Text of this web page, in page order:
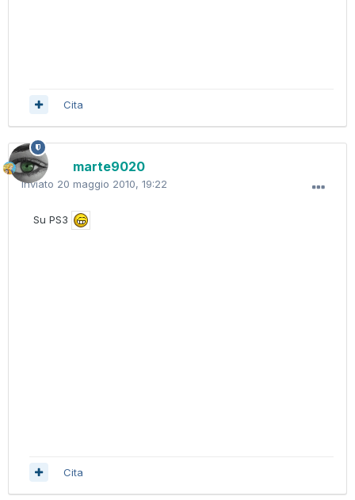
Cita
marte9020
Inviato 20 maggio 2010, 19:22
Su PS3
Cita